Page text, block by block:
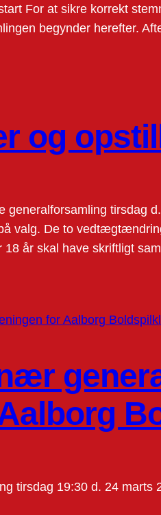
For at sikre korrekt
begynder herefter.
og
generalforsamling
valg. De to
år skal have skriftligt
tirsdag 19:30 d. 24 marts